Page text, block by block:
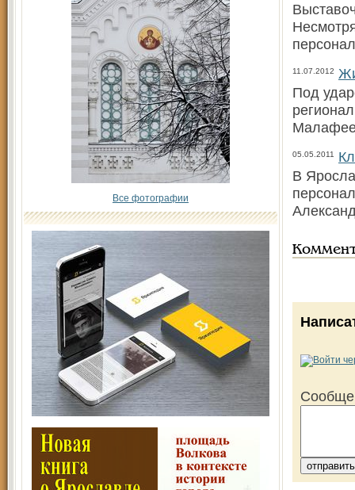
Все фотографии
11.07.2012
Под
05.05.2011
В